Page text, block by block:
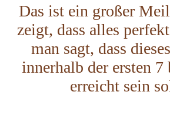
Das ist ein großer
zeigt, dass alles
man sagt, dass
innerhalb der ersten 7
erreicht sein